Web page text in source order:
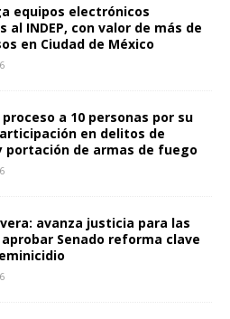
equipos electrónicos
al INDEP, con valor de más de
en Ciudad de México
proceso a 10 personas por su
en delitos de
portación de armas de fuego
avanza justicia para las
Senado reforma clave